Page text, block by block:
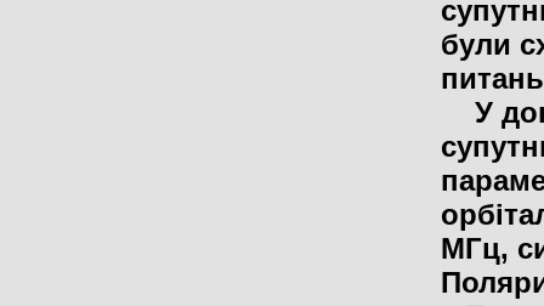
були
У
МГц,